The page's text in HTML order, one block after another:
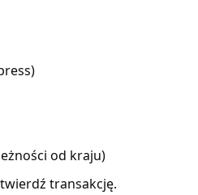
od kraju)
transakcję.